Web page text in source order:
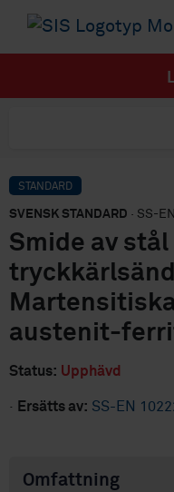
STANDARD
SVENSK STANDARD · SS-
Smide av
austenit-
Status: Upphävd
· Ersätts av: SS-EN
Omfattning